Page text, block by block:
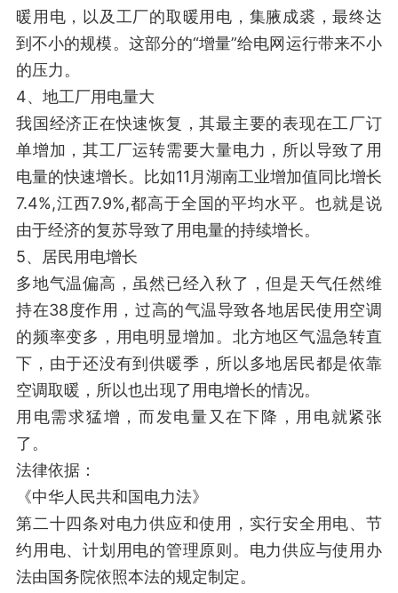
暖用电，以及工厂的取暖用电，集腋成裘，最终达
到不小的规模。这部分的“增量”给电网运行带来不小
的压力。
4、地工厂用电量大
我国经济正在快速恢复，其最主要的表现在工厂订
单增加，其工厂运转需要大量电力，所以导致了用
电量的快速增长。比如11月湖南工业增加值同比增长
7.4%,江西7.9%,都高于全国的平均水平。也就是说
由于经济的复苏导致了用电量的持续增长。
5、居民用电增长
多地气温偏高，虽然已经入秋了，但是天气任然维
持在38度作用，过高的气温导致各地居民使用空调
的频率变多，用电明显增加。北方地区气温急转直
下，由于还没有到供暖季，所以多地居民都是依靠
空调取暖，所以也出现了用电增长的情况。
用电需求猛增，而发电量又在下降，用电就紧张
了。
法律依据：
《中华人民共和国电力法》
第二十四条对电力供应和使用，实行安全用电、节
约用电、计划用电的管理原则。电力供应与使用办
法由国务院依照本法的规定制定。